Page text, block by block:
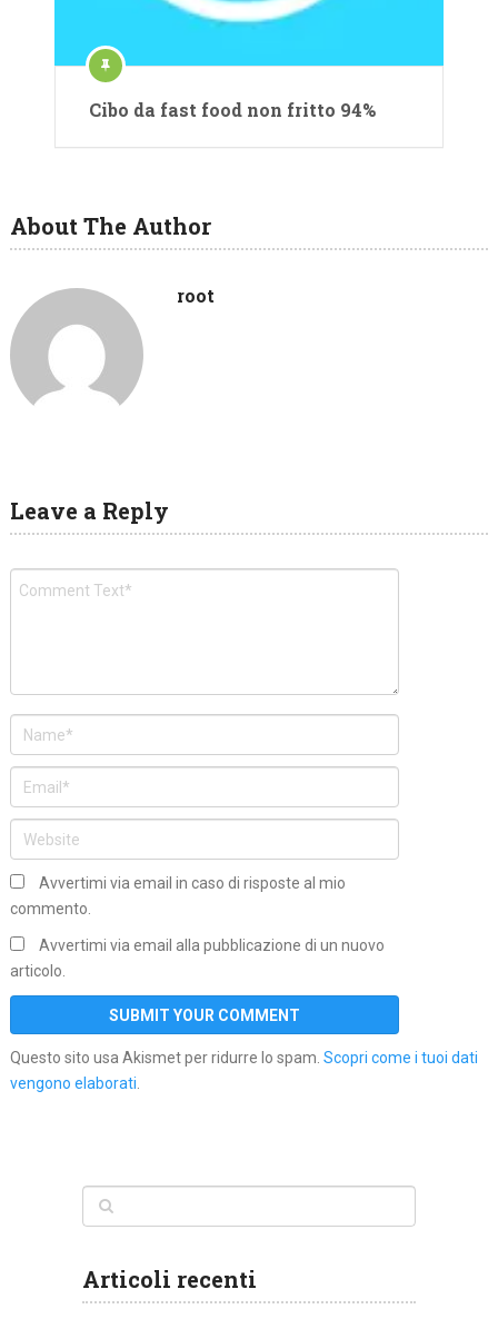
Cibo da fast food non fritto 94%
About The Author
root
Leave a Reply
Avvertimi via email in caso di risposte al mio
commento.
Avvertimi via email alla pubblicazione di un nuovo
articolo.
Questo sito usa Akismet per ridurre lo spam. Scopri come i tuoi dati
vengono elaborati.
Articoli recenti